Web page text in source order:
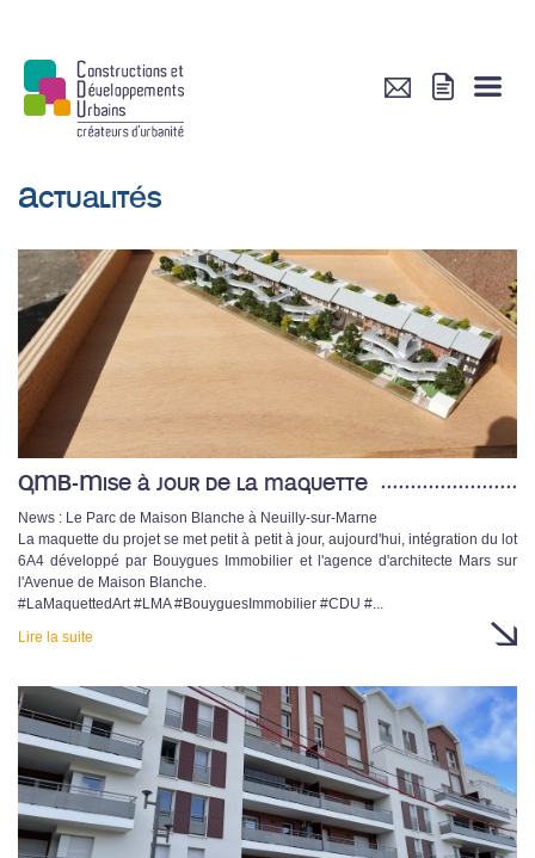
Actualités
QMB-Mise à jour de la maquette
News : Le Parc de Maison Blanche à Neuilly-sur-Marne
La maquette du projet se met petit à petit à jour, aujourd'hui, intégration du lot
6A4 développé par Bouygues Immobilier et l'agence d'architecte Mars sur
l'Avenue de Maison Blanche.
#LaMaquettedArt #LMA #BouyguesImmobilier #CDU #...
Lire la suite